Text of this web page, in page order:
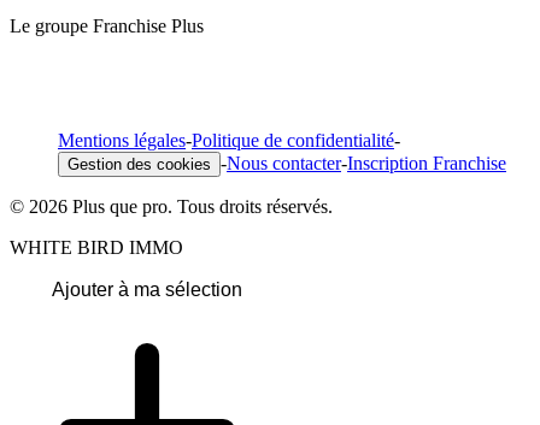
Le groupe Franchise Plus
Mentions légales-Politique de confidentialité-
Gestion des cookies -Nous contacter-Inscription Franchise
© 2026 Plus que pro. Tous droits réservés.
WHITE BIRD IMMO
Ajouter à ma sélection